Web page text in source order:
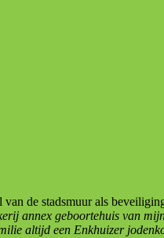
de stadsmuur als
annex geboortehuis van
altijd een Enkhuizer